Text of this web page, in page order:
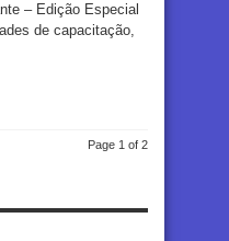
– Edição Especial
de capacitação,
Page 1 of 2